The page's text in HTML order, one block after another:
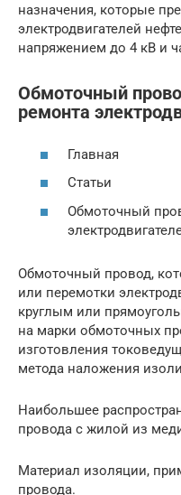
назначения, которые
электродвигателей
напряжением до 4 кВ и
Обмоточный
ремонта
Главная
Статьи
Обмоточный
Обмоточный провод,
или перемотки
круглым или
на марки обмоточных
изготовления
метода наложения
Наибольшее
провода с жилой из
Материал изоляции,
провода.